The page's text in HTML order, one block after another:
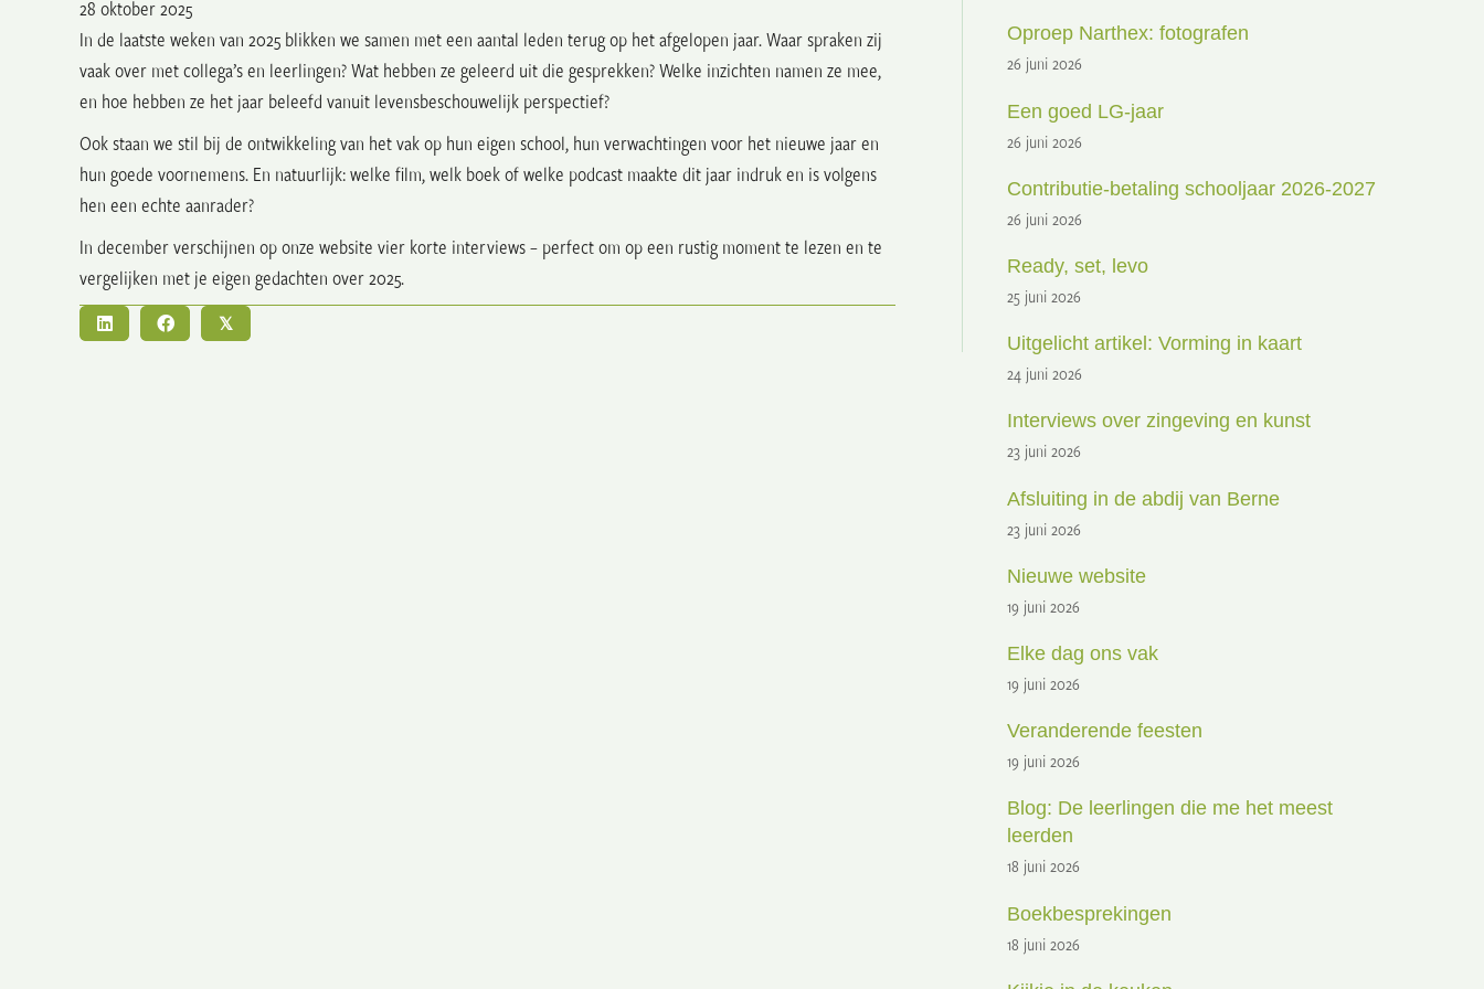
28 oktober 2025
In de laatste weken van 2025 blikken we samen met een aantal leden terug op het afgelopen jaar. Waar spraken zij
vaak over met collega’s en leerlingen? Wat hebben ze geleerd uit die gesprekken? Welke inzichten namen ze mee,
en hoe hebben ze het jaar beleefd vanuit levensbeschouwelijk perspectief?
Ook staan we stil bij de ontwikkeling van het vak op hun eigen school, hun verwachtingen voor het nieuwe jaar en
hun goede voornemens. En natuurlijk: welke film, welk boek of welke podcast maakte dit jaar indruk en is volgens
hen een echte aanrader?
In december verschijnen op onze website vier korte interviews – perfect om op een rustig moment te lezen en te
vergelijken met je eigen gedachten over 2025.
𝕏
Oproep Narthex: fotografen
26 juni 2026
Een goed LG-jaar
26 juni 2026
Contributie-betaling schooljaar 2026-2027
26 juni 2026
Ready, set, levo
25 juni 2026
Uitgelicht artikel: Vorming in kaart
24 juni 2026
Interviews over zingeving en kunst
23 juni 2026
Afsluiting in de abdij van Berne
23 juni 2026
Nieuwe website
19 juni 2026
Elke dag ons vak
19 juni 2026
Veranderende feesten
19 juni 2026
Blog: De leerlingen die me het meest
leerden
18 juni 2026
Boekbesprekingen
18 juni 2026